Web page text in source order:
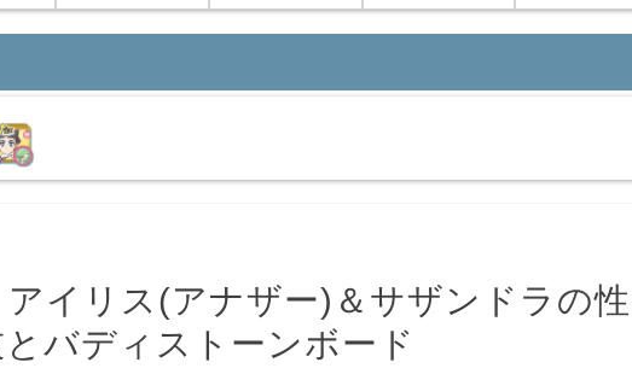
アイリス(アナザー)＆サザンドラの性
バディストーンボード